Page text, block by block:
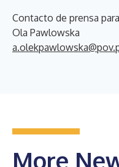
Contacto de prensa
Ola Pawlowska
More